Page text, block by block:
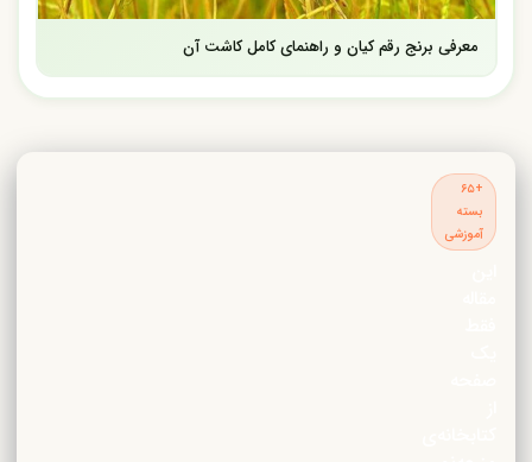
معرفی برنج رقم کیان و راهنمای کامل کاشت آن
+۶۵
بسته
آموزشی